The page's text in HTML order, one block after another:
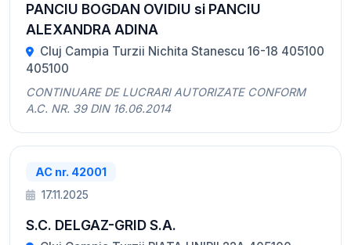
PANCIU BOGDAN OVIDIU si PANCIU
ALEXANDRA ADINA
Cluj Campia Turzii Nichita Stanescu 16-18 405100
405100
CONTINUARE DE LUCRARI AUTORIZATE CONFORM
A.C. NR. 39 DIN 16.06.2014
AC nr. 42001
17.11.2025
S.C. DELGAZ-GRID S.A.